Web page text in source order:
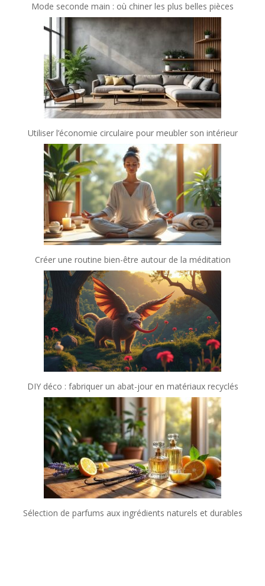
Mode seconde main : où chiner les plus belles pièces
Utiliser l’économie circulaire pour meubler son intérieur
Créer une routine bien-être autour de la méditation
DIY déco : fabriquer un abat-jour en matériaux recyclés
Sélection de parfums aux ingrédients naturels et durables